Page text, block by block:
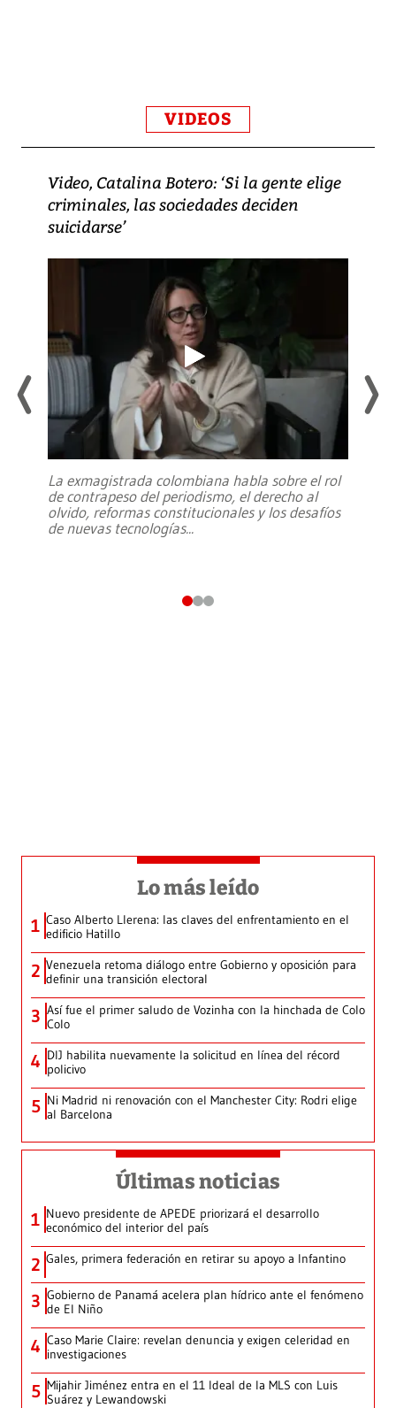
VIDEOS
Video, Catalina Botero: ‘Si la gente elige
criminales, las sociedades deciden
suicidarse’
La exmagistrada colombiana habla sobre el rol
de contrapeso del periodismo, el derecho al
olvido, reformas constitucionales y los desafíos
de nuevas tecnologías...
Lo más leído
1 Caso Alberto Llerena: las claves del enfrentamiento en el
edificio Hatillo
2 Venezuela retoma diálogo entre Gobierno y oposición para
definir una transición electoral
3 Así fue el primer saludo de Vozinha con la hinchada de Colo
Colo
4 DIJ habilita nuevamente la solicitud en línea del récord
policivo
5 Ni Madrid ni renovación con el Manchester City: Rodri elige
al Barcelona
Últimas noticias
1 Nuevo presidente de APEDE priorizará el desarrollo
económico del interior del país
2 Gales, primera federación en retirar su apoyo a Infantino
3 Gobierno de Panamá acelera plan hídrico ante el fenómeno
de El Niño
4 Caso Marie Claire: revelan denuncia y exigen celeridad en
investigaciones
5 Mijahir Jiménez entra en el 11 Ideal de la MLS con Luis
Suárez y Lewandowski